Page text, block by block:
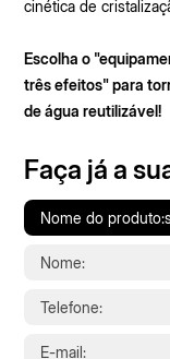
cinética de
Escolha o
três efeitos" para
de água reutilizável!
Faça já a